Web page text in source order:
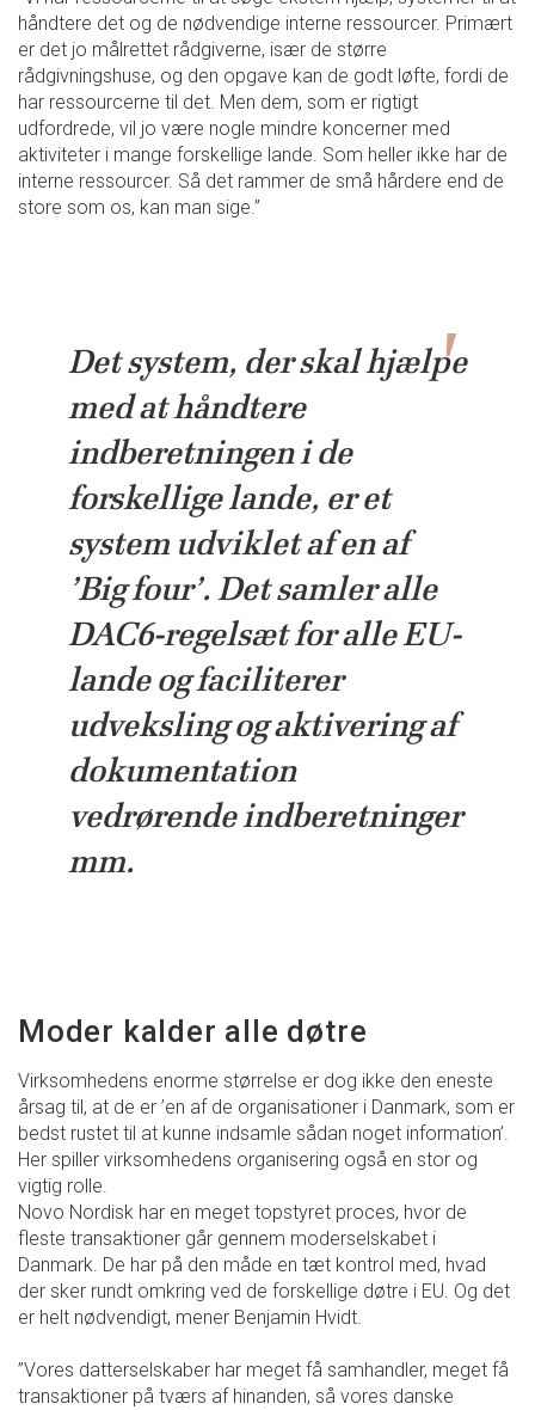
håndtere det og de nødvendige interne ressourcer. Primært
er det jo målrettet rådgiverne, især de større
rådgivningshuse, og den opgave kan de godt løfte, fordi de
har ressourcerne til det. Men dem, som er rigtigt
udfordrede, vil jo være nogle mindre koncerner med
aktiviteter i mange forskellige lande. Som heller ikke har de
interne ressourcer. Så det rammer de små hårdere end de
store som os, kan man sige.”
Det system, der skal hjælpe
med at håndtere
indberetningen i de
forskellige lande, er et
system udviklet af en af
’Big four’. Det samler alle
DAC6-regelsæt for alle EU-
lande og faciliterer
udveksling og aktivering af
dokumentation
vedrørende indberetninger
mm.
Moder kalder alle døtre
Virksomhedens enorme størrelse er dog ikke den eneste
årsag til, at de er ’en af de organisationer i Danmark, som er
bedst rustet til at kunne indsamle sådan noget information’.
Her spiller virksomhedens organisering også en stor og
vigtig rolle.
Novo Nordisk har en meget topstyret proces, hvor de
fleste transaktioner går gennem moderselskabet i
Danmark. De har på den måde en tæt kontrol med, hvad
der sker rundt omkring ved de forskellige døtre i EU. Og det
er helt nødvendigt, mener Benjamin Hvidt.
”Vores datterselskaber har meget få samhandler, meget få
transaktioner på tværs af hinanden, så vores danske